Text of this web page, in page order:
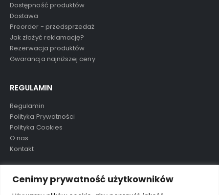
Cenimy prywatność użytkowników
Dostępność produktów
Dostawa
Preorder - przedsprzedaż
Jak złożyć reklamację?
Rezerwacja produktów
Gwarancja najniższej ceny
REGULAMIN
Regulamin
Polityka Prywatności
Polityka Cookies
O nas
Kontakt
TAGI